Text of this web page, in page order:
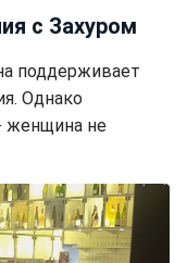
с Захуром
поддерживает
Однако
женщина не